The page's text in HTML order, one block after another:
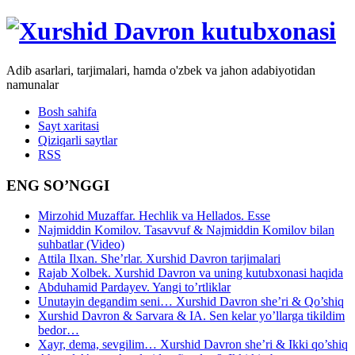
Adib asarlari, tarjimalari, hamda o'zbek va jahon adabiyotidan
namunalar
Bosh sahifa
Sayt xaritasi
Qiziqarli saytlar
RSS
ENG SO’NGGI
Mirzohid Muzaffar. Hechlik va Hellados. Esse
Najmiddin Komilov. Tasavvuf & Najmiddin Komilov bilan
suhbatlar (Video)
Attila Ilxan. She’rlar. Xurshid Davron tarjimalari
Rajab Xolbek. Xurshid Davron va uning kutubxonasi haqida
Abduhamid Pardayev. Yangi to’rtliklar
Unutayin degandim seni… Xurshid Davron she’ri & Qo’shiq
Xurshid Davron & Sarvara & IA. Sen kelar yo’llarga tikildim
bedor…
Xayr, dema, sevgilim… Xurshid Davron she’ri & Ikki qo’shiq